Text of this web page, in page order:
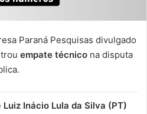
Paraná Pesquisas divulgado
empate técnico na disputa
Luiz Inácio Lula da Silva (PT)